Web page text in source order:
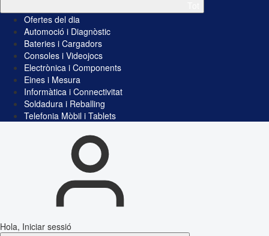
Ofertes del dia
Automoció i Diagnòstic
Bateries i Cargadors
Consoles i Videojocs
Electrònica i Components
Eines i Mesura
Informàtica i Connectivitat
Soldadura i Reballing
Telefonia Mòbil i Tablets
Hola, Iniciar sessió